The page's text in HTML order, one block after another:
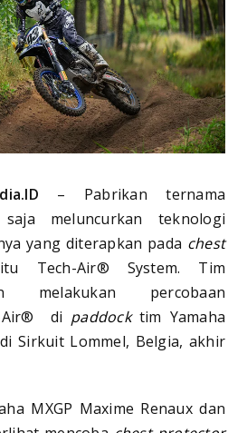
– Pabrikan ternama
meluncurkan teknologi
yang diterapkan pada chest
Tech-Air® System. Tim
melakukan percobaan
Air® di paddocktim Yamaha
Sirkuit Lommel, Belgia, akhir
MXGP Maxime Renaux dan